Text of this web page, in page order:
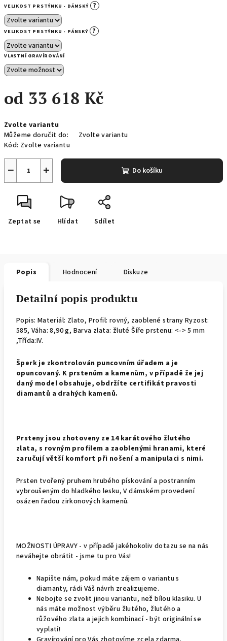
VELIKOST PRSTÝNKU - DÁMSKÝ ?
VELIKOST PRSTÝNKU - PÁNSKÝ ?
VLASTNÍ GRAVÍROVÁNÍ
od 33 618 Kč
cena:
Zvolte variantu
Můžeme doručit do:
Zvolte variantu
Kód: Zvolte variantu
+
− Do košíku
Zeptat se Hlídat Sdílet
Popis Hodnocení Diskuze
Detailní popis produktu
Popis: Materiál: Zlato, Profil: rovný, zaoblené strany Ryzost:
585, Váha: 8,90 g, Barva zlata: žluté Šíře prstenu: <-> 5 mm
,Třída:IV.
Šperk je zkontrolován puncovním úřadem a je
opuncovaný. K prstenům a kamenům, v případě že jej
daný model obsahuje, obdržíte certifikát pravosti
diamantů a drahých kamenů.
Prsteny jsou zhotoveny ze 14 karátového žlutého
zlata, s rovným profilem a zaoblenými hranami, které
zaručují větší komfort při nošení a manipulaci s nimi.
Prsten tvořený pruhem hrubého pískování a postranním
vybroušeným do hladkého lesku, V dámském provedení
osázen řadou zirkonových kamenů.
MOŽNOSTI ÚPRAVY - v případě jakéhokoliv dotazu se na nás
neváhejte obrátit - jsme tu pro Vás!
Napište nám, pokud máte zájem o variantu s
diamanty, rádi Váš návrh zrealizujeme.
Nebojte se zvolit jinou variantu, než bílou klasiku. U
nás máte možnost výběru žlutého, žlutého a
růžového zlata a jejich kombinací - být originální se
vyplatí!